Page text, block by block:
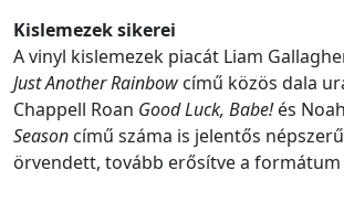
Kislemezek sikerei
A vinyl kislemezek piacát Liam
Just Another Rainbow című közös dala
Chappell Roan Good Luck, Babe!és
Season című száma is jelentős
örvendett, tovább erősítve a formátum